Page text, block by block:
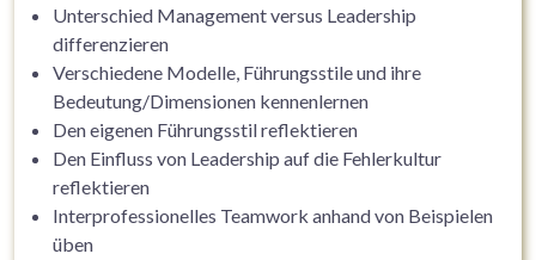
Unterschied Management versus Leadership
differenzieren
Verschiedene Modelle, Führungsstile und ihre
Bedeutung/Dimensionen kennenlernen
Den eigenen Führungsstil reflektieren
Den Einfluss von Leadership auf die Fehlerkultur
reflektieren
Interprofessionelles Teamwork anhand von Beispielen
üben